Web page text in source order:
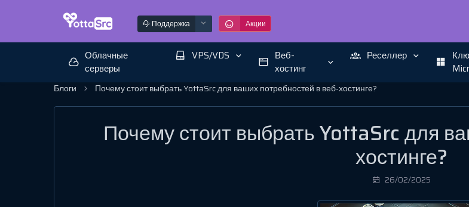
Поддержка Акции
Облачные
серверы
VPS/VDS
Веб-
хостинг
Реселлер
Блоги Почему стоит выбрать YottaSrc для ваших потребностей в веб-хостинге?
Почему стоит выбрать YottaSrc для
хостинге?
26/02/2025